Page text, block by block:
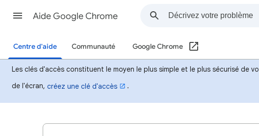
Aide Google Chrome
Centre d'aide Communauté Google Chrome
Les clés d'accès constituent le moyen le plus simple et le plus sécurisé de
de l'écran, créez une clé d'accès .